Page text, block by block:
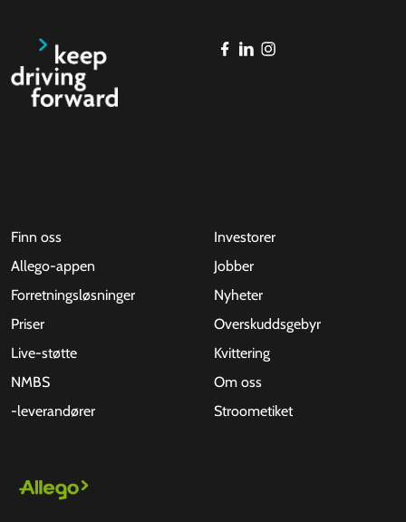
Finn oss
Allego-appen
Forretningsløsninger
Priser
Live-støtte
NMBS
-leverandører
Investorer
Jobber
Nyheter
Overskuddsgebyr
Kvittering
Om oss
Stroometiket